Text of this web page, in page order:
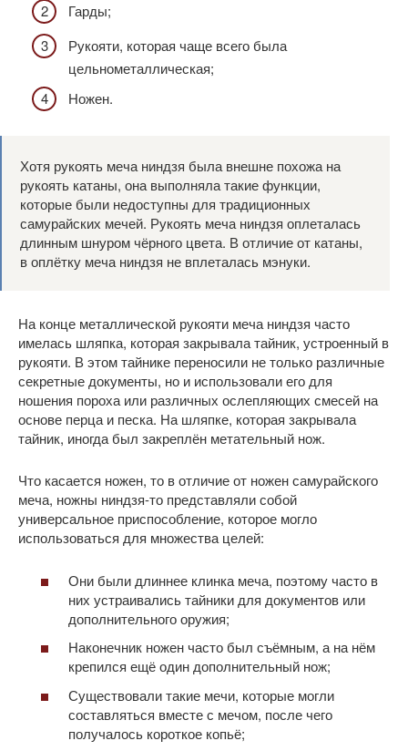
Гарды;
Рукояти, которая чаще всего была
цельнометаллическая;
Ножен.
Хотя рукоять меча ниндзя была внешне похожа на
рукоять катаны, она выполняла такие функции,
которые были недоступны для традиционных
самурайских мечей. Рукоять меча ниндзя оплеталась
длинным шнуром чёрного цвета. В отличие от катаны,
в оплётку меча ниндзя не вплеталась мэнуки.
На конце металлической рукояти меча ниндзя часто
имелась шляпка, которая закрывала тайник, устроенный в
рукояти. В этом тайнике переносили не только различные
секретные документы, но и использовали его для
ношения пороха или различных ослепляющих смесей на
основе перца и песка. На шляпке, которая закрывала
тайник, иногда был закреплён метательный нож.
Что касается ножен, то в отличие от ножен самурайского
меча, ножны ниндзя-то представляли собой
универсальное приспособление, которое могло
использоваться для множества целей:
Они были длиннее клинка меча, поэтому часто в
них устраивались тайники для документов или
дополнительного оружия;
Наконечник ножен часто был съёмным, а на нём
крепился ещё один дополнительный нож;
Существовали такие мечи, которые могли
составляться вместе с мечом, после чего
получалось короткое копьё;